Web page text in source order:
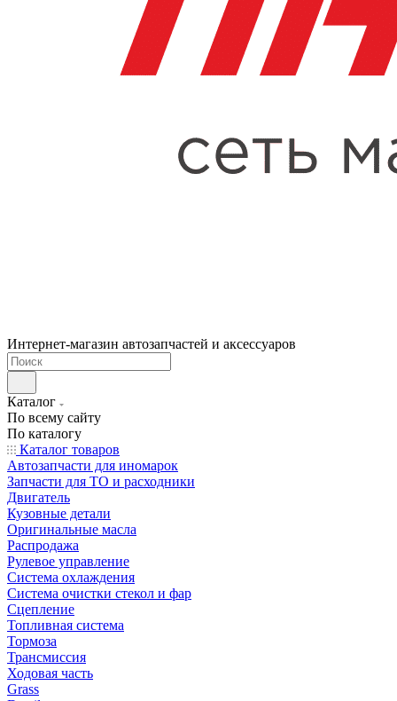
Интернет-магазин автозапчастей и аксессуаров
Каталог
По всему сайту
По каталогу
Каталог товаров
Автозапчасти для иномарок
Запчасти для ТО и расходники
Двигатель
Кузовные детали
Оригинальные масла
Распродажа
Рулевое управление
Система охлаждения
Система очистки стекол и фар
Сцепление
Топливная система
Тормоза
Трансмиссия
Ходовая часть
Grass